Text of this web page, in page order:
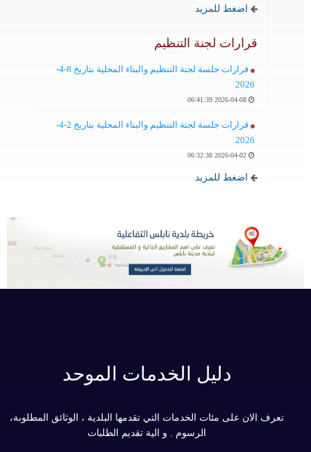
اضغط للمزيد
قرارات لجنة التنظيم
قرارات جلسة لجنة التنظيم والبناء المحلية بتاريخ 8-4-
2026
2026-04-08 06:41:39
قرارات جلسة لجنة التنظيم والبناء المحلية بتاريخ 2-4-
2026
2026-04-02 06:32:38
اضغط للمزيد
دليل الخدمات الموحد
تعرف الان على مئات الخدمات التي تقدمها البلدية ، الوثائق المطلوبة،
الرسوم . و الية تقديم الطلبات